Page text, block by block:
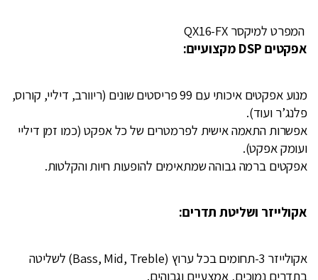
המפרט למיקסר QX16-FX
אפקטים DSP מקצועיים:
מנוע אפקטים איכותי עם 99 פריסטים שונים (ריוורב, דיליי, קורוס,
פלנג’ר ועוד).
אפשרות התאמה אישית לפרמטרים של כל אפקט (כמו זמן דיליי
ועומק אפקט).
אפקטים ברמה גבוהה שמתאימים להופעות חיות והקלטות.
אקולייזר ושליטת תדרים:
אקולייזר 3-תחומים בכל ערוץ (Bass, Mid, Treble) לשליטה
בתדרים נמוכים, אמצעיים וגבוהים.